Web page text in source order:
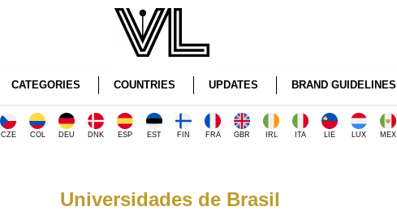
CATEGORIES COUNTRIES UPDATES BRAND GUIDELINES
CZE COL DEU DNK ESP EST FIN FRA GBR IRL ITA LIE LUX MEX
Universidades de Brasil